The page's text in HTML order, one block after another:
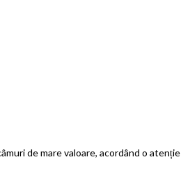
de mare valoare, acordând o atenție